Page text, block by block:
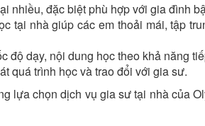
nhiều, đặc biệt phù hợp với gia đình
tại nhà giúp các em thoải mái, tập
độ dạy, nội dung học theo khả năng
quá trình học và trao đổi với gia sư.
lựa chọn dịch vụ gia sư tại nhà của